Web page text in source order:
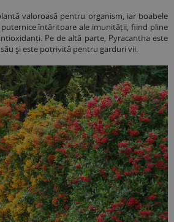
valoroasă pentru organism, iar boabele
întăritoare ale imunității, fiind pline
Pe de altă parte, Pyracantha este
și este potrivită pentru garduri vii.